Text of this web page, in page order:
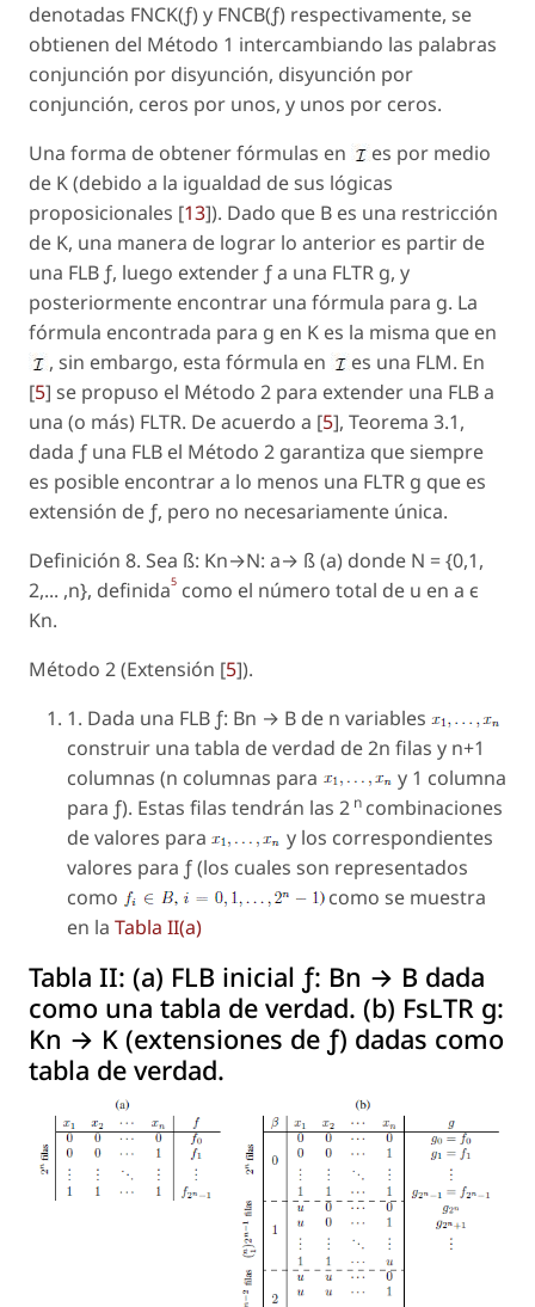
denotadas FNCK(ƒ) y FNCB(ƒ) respectivamente, se
obtienen del Método 1 intercambiando las palabras
conjunción por disyunción, disyunción por
conjunción, ceros por unos, y unos por ceros.
Una forma de obtener fórmulas en
es por medio
de K (debido a la igualdad de sus lógicas
proposicionales [13]). Dado que B es una restricción
de K, una manera de lograr lo anterior es partir de
una FLB ƒ, luego extender ƒ a una FLTR g, y
posteriormente encontrar una fórmula para g. La
fórmula encontrada para g en K es la misma que en
, sin embargo, esta fórmula en
es una FLM. En
[5] se propuso el Método 2 para extender una FLB a
una (o más) FLTR. De acuerdo a [5], Teorema 3.1,
dada ƒ una FLB el Método 2 garantiza que siempre
es posible encontrar a lo menos una FLTR g que es
extensión de ƒ, pero no necesariamente única.
Definición 8. Sea ß: Kn→N: a→ ß (a) donde N = {0,1,
2,... ,n}, definida5 como el número total de u en a є
Kn.
Método 2 (Extensión [5]).
1. Dada una FLB ƒ: Bn → B de n variables
construir una tabla de verdad de 2n filas y n+1
columnas (n columnas para
y 1 columna
para ƒ). Estas filas tendrán las 2 n combinaciones
de valores para
y los correspondientes
valores para ƒ (los cuales son representados
como
como se muestra
en la Tabla II(a)
Tabla II: (a) FLB inicial ƒ: Bn → B dada
como una tabla de verdad. (b) FsLTR g:
Kn → K (extensiones de ƒ) dadas como
tabla de verdad.